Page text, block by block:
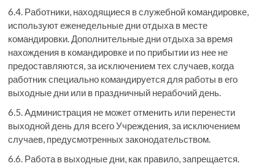
6.4. Работники, находящиеся в служебной командировке,
используют еженедельные дни отдыха в месте
командировки. Дополнительные дни отдыха за время
нахождения в командировке и по прибытии из нее не
предоставляются, за исключением тех случаев, когда
работник специально командируется для работы в его
выходные дни или в праздничный нерабочий день.
6.5. Администрация не может отменить или перенести
выходной день для всего Учреждения, за исключением
случаев, предусмотренных законодательством.
6.6. Работа в выходные дни, как правило, запрещается.